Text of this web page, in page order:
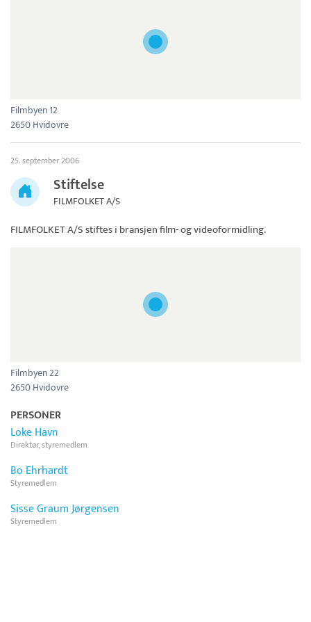
Filmbyen 12
2650 Hvidovre
25. september 2006
Stiftelse
FILMFOLKET A/S
FILMFOLKET A/Sstiftes i bransjen film- og videoformidling.
Filmbyen 22
2650 Hvidovre
PERSONER
Loke Havn
Direktør, styremedlem
Bo Ehrhardt
Styremedlem
Sisse Graum Jørgensen
Styremedlem